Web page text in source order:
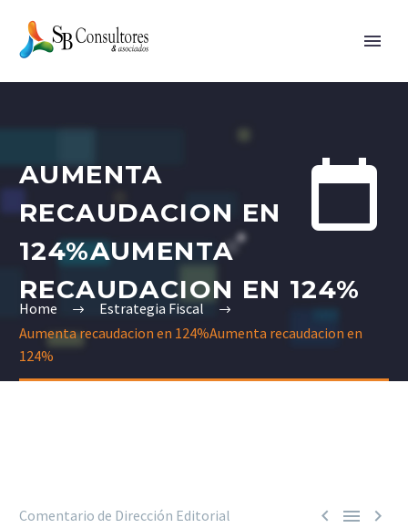


AUMENTA
RECAUDACION EN
124%AUMENTA
RECAUDACION EN 124%
Home
Estrategia Fiscal
Aumenta recaudacion en 124%Aumenta recaudacion en
124%
  
Comentario de Dirección Editorial